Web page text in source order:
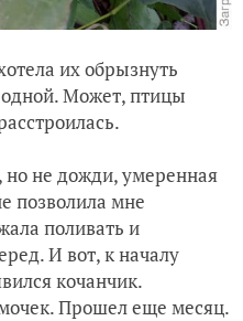
их обрызнуть
Может, птицы
но не дожди, умеренная
позволила мне
поливать и
И вот, к началу
кочанчик.
Прошел еще месяц.